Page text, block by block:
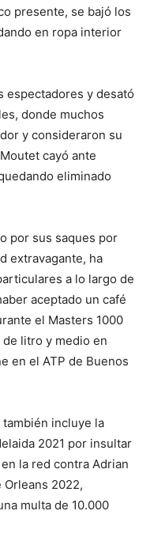
presente, se bajó los
en ropa interior
espectadores y desató
donde muchos
y consideraron su
cayó ante
eliminado
por sus saques por
extravagante, ha
a lo largo de
aceptado un café
el Masters 1000
litro y medio en
en el ATP de Buenos
incluye la
2021 por insultar
la red contra Adrian
2022,
multa de 10.000